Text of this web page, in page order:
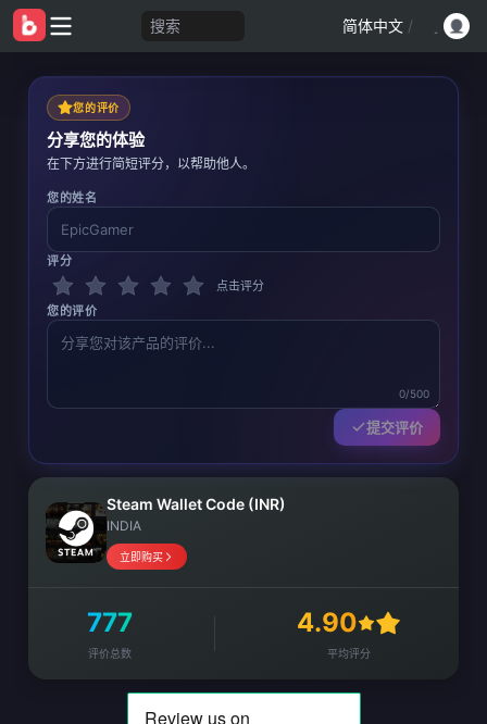
搜索 简体中文 /
您的评价
分享您的体验
在下方进行简短评分，以帮助他人。
您的姓名
评分
点击评分
您的评价
0/500
提交评价
Steam Wallet Code (INR)
INDIA
立即购买
777
评价总数
4.90
平均评分